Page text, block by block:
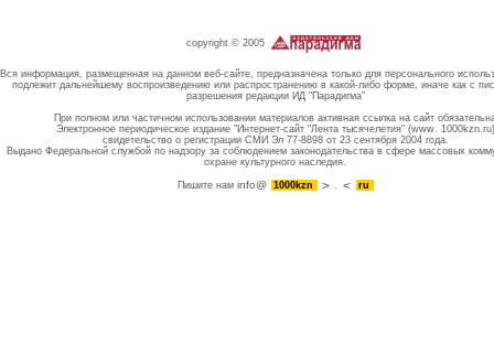
copyright © 2005
Вся информация, размещенная на данном веб-сайте, предназначена только для персонального
подлежит дальнейшему воспроизведению или распространению в какой-либо форме, иначе как с
разрешения редакции ИД "Парадигма"
При полном или частичном использовании материалов активная ссылка на сайт
Электронное периодическое издание "Интернет-сайт "Лента тысячелетия" (www. 1000kzn.ru)
свидетельство о регистрации СМИ Эл 77-8898 от 23 сентября 2004 года.
Выдано Федеральной службой по надзору за соблюдением законодательства в сфере массовых
охране культурного наследия.
Пишите намinfo@ 1000kzn . ru